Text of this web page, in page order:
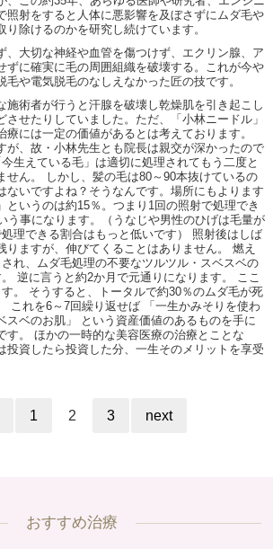
照射をすると人体に悪影響を及ぼさずにムダ毛や
り除けるのかを研究し続けています。
、大切な神経や血管を傷つけず、エクリン腺、ア
ずに確実に毛の周囲組織を破壊する。これが今や
や電気脱毛のなしえなかった匠の技です。
施術者が行うと汗腺を破壊し乾燥肌を引き起こし
させたりしていました。ただ、「小林ニードル」
療には一定の価値があるとは考えております。
が、故・小林先生とも院長は親交が深かったので
生えている毛」は適切に処理されてもう二度と
せん。 しかし、髪の毛は80～90本抜けているの
ないですよね？そうなんです。場所にもよります
というのは約15％。つまり1回の照射で処理でき
う事になります。（うなじや男性のひげは毛量が
理できる割合はもっと低いです） 照射後はしば
りますが、伸びてくることはありません。 燃え
れ、ムダ毛処理の不要なツルツル・スベスベの
逆に言うと約2か月で元通りになります。 ここ
。 そうすると、トータルで約30％のムダ毛が死
これを6～7回繰り返せば 「一生かみそりを使わ
スベのお肌」 という資産価値のあるものを手に
す。 ほかの一時的な美容医療の治療とことな
投資したら投資した分、一生そのメリットを享受
1 2 3 next
おすすめ治療